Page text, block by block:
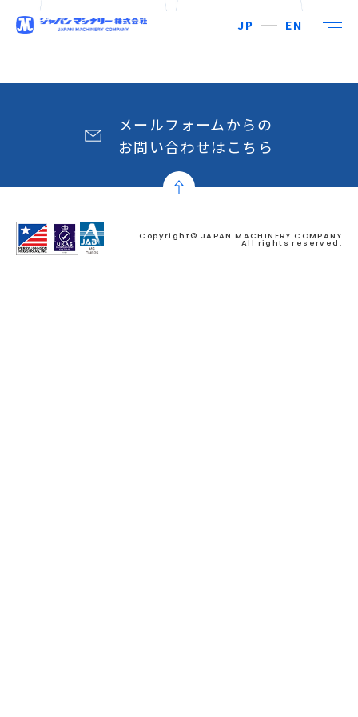
JP EN
メールフォームからの
お問い合わせはこちら
Copyright© JAPAN MACHINERY COMPANY
All rights reserved.